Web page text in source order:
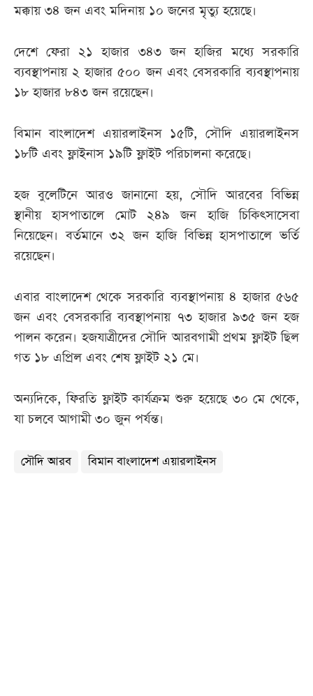
মক্কায় ৩৪ জন এবং মদিনায় ১০ জনের মৃত্যু হয়েছে।
দেশে ফেরা ২১ হাজার ৩৪৩ জন হাজির মধ্যে সরকারি
ব্যবস্থাপনায় ২ হাজার ৫০০ জন এবং বেসরকারি ব্যবস্থাপনায়
১৮ হাজার ৮৪৩ জন রয়েছেন।
বিমান বাংলাদেশ এয়ারলাইনস ১৫টি, সৌদি এয়ারলাইনস
১৮টি এবং ফ্লাইনাস ১৯টি ফ্লাইট পরিচালনা করেছে।
হজ বুলেটিনে আরও জানানো হয়, সৌদি আরবের বিভিন্ন
স্থানীয় হাসপাতালে মোট ২৪৯ জন হাজি চিকিৎসাসেবা
নিয়েছেন। বর্তমানে ৩২ জন হাজি বিভিন্ন হাসপাতালে ভর্তি
রয়েছেন।
এবার বাংলাদেশ থেকে সরকারি ব্যবস্থাপনায় ৪ হাজার ৫৬৫
জন এবং বেসরকারি ব্যবস্থাপনায় ৭৩ হাজার ৯৩৫ জন হজ
পালন করেন। হজযাত্রীদের সৌদি আরবগামী প্রথম ফ্লাইট ছিল
গত ১৮ এপ্রিল এবং শেষ ফ্লাইট ২১ মে।
অন্যদিকে, ফিরতি ফ্লাইট কার্যক্রম শুরু হয়েছে ৩০ মে থেকে,
যা চলবে আগামী ৩০ জুন পর্যন্ত।
সৌদি আরব বিমান বাংলাদেশ এয়ারলাইনস